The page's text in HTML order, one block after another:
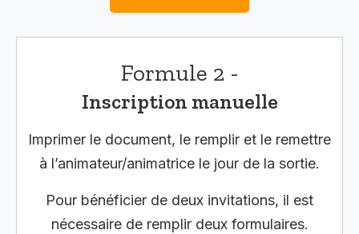
Formule 2 -
Inscription manuelle
Imprimer le document, le remplir et le remettre
à l’animateur/animatrice le jour de la sortie.
Pour bénéficier de deux invitations, il est
nécessaire de remplir deux formulaires.